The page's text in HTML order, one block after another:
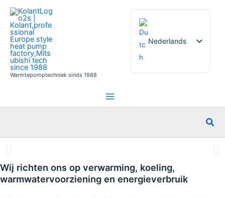
naar
inhoud
Warmtepomptechniek sinds 1988
Nederlands
English
German
Arabic
Wij richten ons op verwarming, koeling,
warmwatervoorziening en energieverbruik